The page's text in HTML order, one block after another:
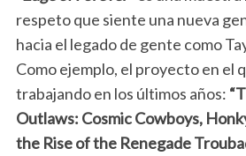
respeto que siente una nueva
hacia el legado de gente como
Como ejemplo, el proyecto en el
trabajando en los últimos años:
Outlaws: Cosmic Cowboys,
the Rise of the Renegade